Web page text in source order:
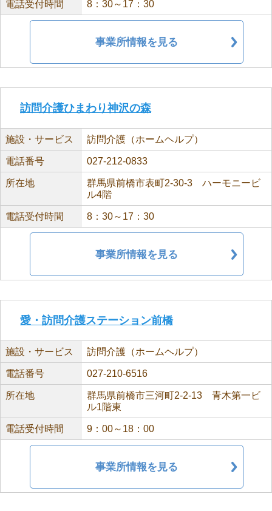
電話受付時間 8：30～17：30
事業所情報を見る
訪問介護ひまわり神沢の森
施設・サービス 訪問介護（ホームヘルプ）
電話番号 027-212-0833
所在地
群馬県前橋市表町2-30-3 ハーモニービ
ル4階
電話受付時間 8：30～17：30
事業所情報を見る
愛・訪問介護ステーション前橋
施設・サービス 訪問介護（ホームヘルプ）
電話番号 027-210-6516
所在地
群馬県前橋市三河町2-2-13 青木第一ビ
ル1階東
電話受付時間 9：00～18：00
事業所情報を見る